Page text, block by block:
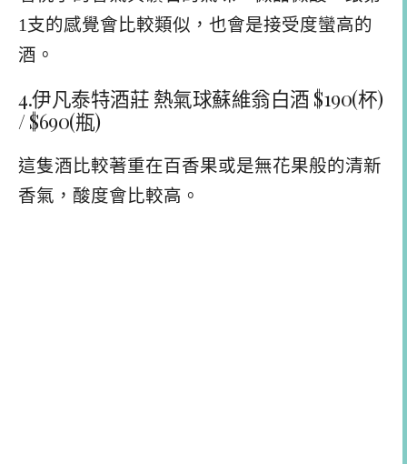
1支的感覺會比較類似，也會是接受度蠻高的
酒。
4.伊凡泰特酒莊 熱氣球蘇維翁白酒 $190(杯)
/ $690(瓶)
這隻酒比較著重在百香果或是無花果般的清新
香氣，酸度會比較高。